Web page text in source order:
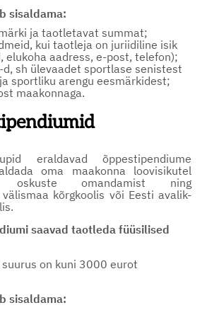
sisaldama:
ja taotletavat summat;
kui taotleja on juriidiline isik
elukoha aadress, e-post, telefon);
d, sh ülevaadet sportlase senistest
sportliku arengu eesmärkidest;
maakonnaga.
eraldavad õppestipendiume
oma maakonna loovisikutel
omandamist ning
kõrgkoolis või Eesti avalik-
saavad taotleda füüsilised
on kuni 3000 eurot
sisaldama: